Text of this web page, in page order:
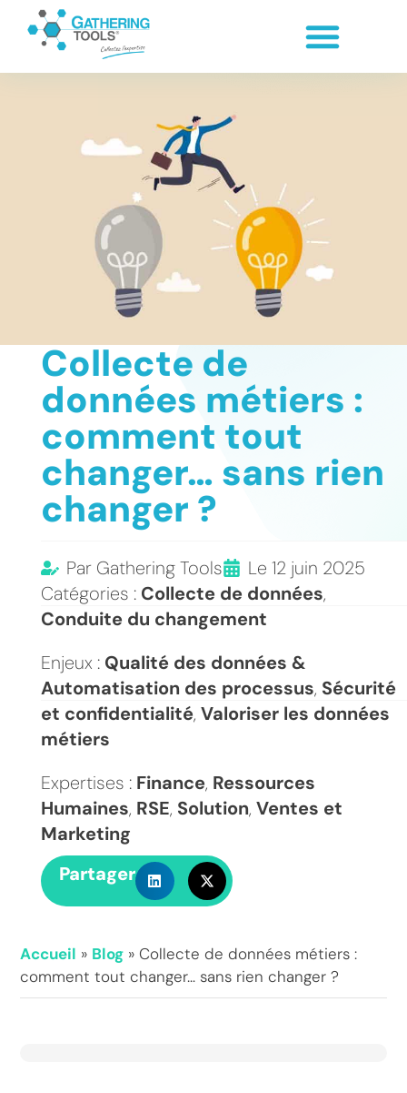
Collecte de
données métiers :
comment tout
changer… sans rien
changer ?
ParGathering Tools Le 12 juin 2025
Catégories : Collecte de données,
Conduite du changement
Enjeux : Qualité des données &
Automatisation des processus, Sécurité
et confidentialité, Valoriser les données
métiers
Expertises : Finance, Ressources
Humaines, RSE, Solution, Ventes et
Marketing
Partager
Accueil » Blog » Collecte de données métiers :
comment tout changer… sans rien changer ?